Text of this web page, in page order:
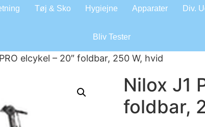
Tøj & Sko Hygiejne Apparater Div.
Bliv Tester
elcykel – 20″ foldbar, 250 W, hvid
Nilox J1
foldbar,